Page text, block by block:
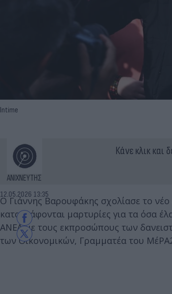
Intime
ΑΝΙΧΝΕΥΤΗΣ
12.05.2026 13:35
Κάνε κλικ και
Ο Γιάννης Βαρουφάκης σχολίασε το νέο
καταγράφονται μαρτυρίες για τα όσα
ΑΝΕΛ με τους εκπροσώπους των
των Οικονομικών, Γραμματέα του